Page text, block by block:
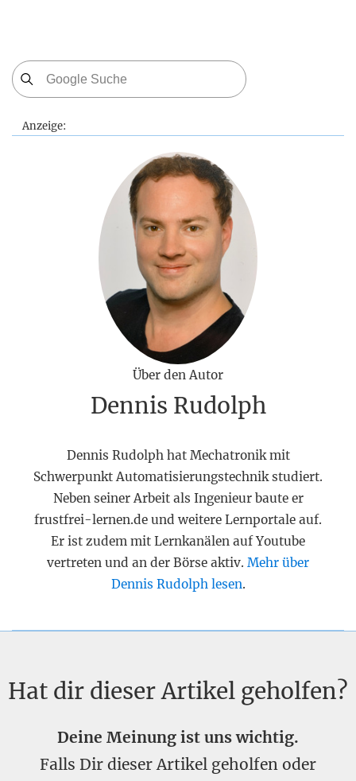
Anzeige:
Über den Autor
Dennis Rudolph
Dennis Rudolph hat Mechatronik mit
Schwerpunkt Automatisierungstechnik studiert.
Neben seiner Arbeit als Ingenieur baute er
frustfrei-lernen.de und weitere Lernportale auf.
Er ist zudem mit Lernkanälen auf Youtube
vertreten und an der Börse aktiv. Mehr über
Dennis Rudolph lesen.
Hat dir dieser Artikel geholfen?
Deine Meinung ist uns wichtig.
Falls Dir dieser Artikel geholfen oder